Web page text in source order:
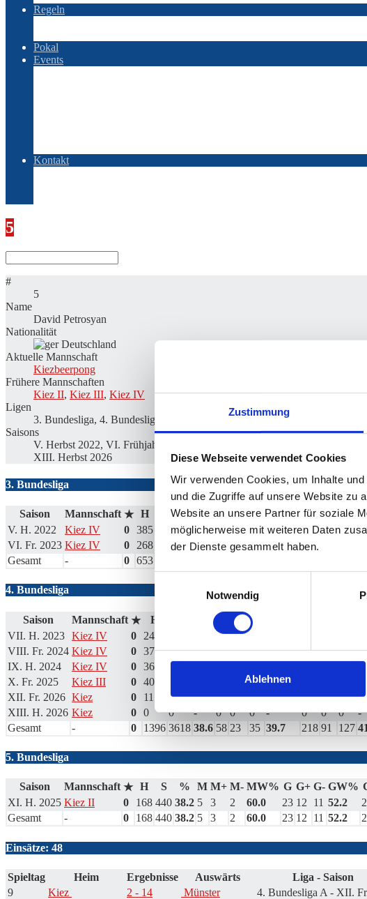
Zustimmung
Diese Webseite verwendet Cookies
Wir verwenden Cookies, um Inhalte
und die Zugriffe auf unsere Website zu
Website an unsere Partner für soziale
möglicherweise mit weiteren Daten
der Dienste gesammelt haben.
Notwendig
Ablehnen
Regeln
Pokal
Events
Kontakt
5
#
5
Name
David Petrosyan
Nationalität
Deutschland
Aktuelle Mannschaft
Kiezbeerpong
Frühere Mannschaften
Kiez II, Kiez III, Kiez IV
Ligen
3. Bundesliga, 4. Bundesliga, 5. Bundesliga
Saisons
V. Herbst 2022, VI. Frühjahr 2023, VII. Herbst 2023, VIII. Frühjahr
XIII. Herbst 2026
3. Bundesliga
Saison Mannschaft ★ H % M M+ M- MW% G G+ G-
V. H. 2022
Kiez IV 0 385 1047 36.8 16 6 10 37.5 60 23 37 38.3
VI. Fr. 2023 Kiez IV 0 268 715 37.5 11 3 8 27.3 42 13
Gesamt
- 0 653
4. Bundesliga
Saison Mannschaft ★ H M M+ M-
VII. H. 2023 Kiez IV 0 247 9 7
VIII. Fr. 2024 Kiez IV 0 372 1023 36.4 18 5 13 27.8 64 21 43
IX. H. 2024
Kiez IV 0 364 888
X. Fr. 2025
Kiez III 0 402 12 25.0
XII. Fr. 2026 Kiez 0 11 22 50.0 1 0 1 0.0 3 0 3
XIII. H. 2026 Kiez 0 0 0 - 0 0 0 - 0 0 0 -
Gesamt
- 0 1396 3618 38.6 58 23 35 39.7 218 91 127
5. Bundesliga
Saison Mannschaft ★ H S % M M+ M- MW% G G+ G- GW%
XI. H. 2025 Kiez II 0 168 440 38.2 5 3 2 60.0 23 12 11 52.2
Gesamt
- 0 168 440 38.2 5 3 2 60.0 23 12 11 52.2
Einsätze: 48
Spieltag Heim Ergebnisse Auswärts Liga - Saison
9
Kiez 2 - 14 Münster 4. Bundesliga A - XII.